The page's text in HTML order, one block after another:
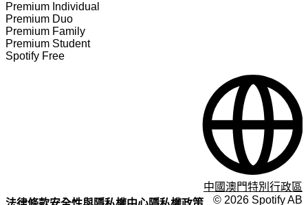
Premium Individual
Premium Duo
Premium Family
Premium Student
Spotify Free
© 2026 Spotify AB
中國澳門特別行政區